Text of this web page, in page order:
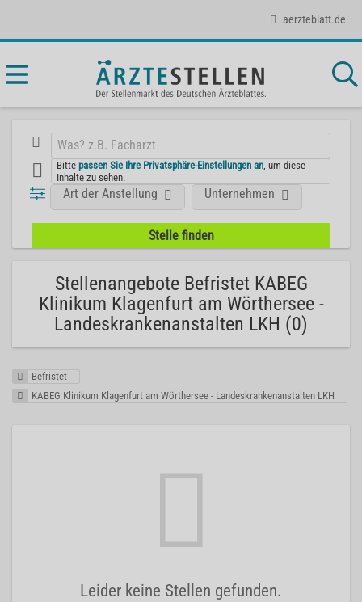
aerzteblatt.de
Bittepassen Sie Ihre Privatsphäre-Einstellungen an , um diese
Inhalte zu sehen.
Art der Anstellung Unternehmen
Stellenangebote Befristet KABEG
Klinikum Klagenfurt am Wörthersee -
Landeskrankenanstalten LKH (0)
Befristet
KABEG Klinikum Klagenfurt am Wörthersee - Landeskrankenanstalten LKH
Leider keine Stellen gefunden.